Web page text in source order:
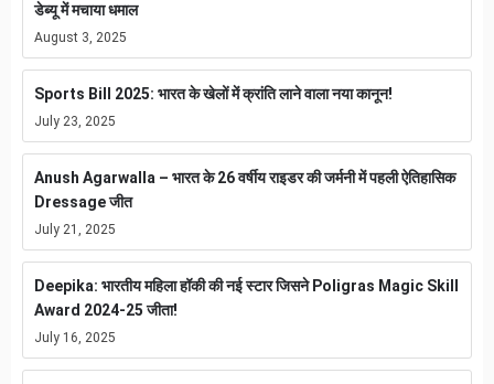
डेब्यू में मचाया धमाल
August 3, 2025
Sports Bill 2025: भारत के खेलों में क्रांति लाने वाला नया कानून!
July 23, 2025
Anush Agarwalla – भारत के 26 वर्षीय राइडर की जर्मनी में पहली ऐतिहासिक
Dressage जीत
July 21, 2025
Deepika: भारतीय महिला हॉकी की नई स्टार जिसने Poligras Magic Skill
Award 2024-25 जीता!
July 16, 2025